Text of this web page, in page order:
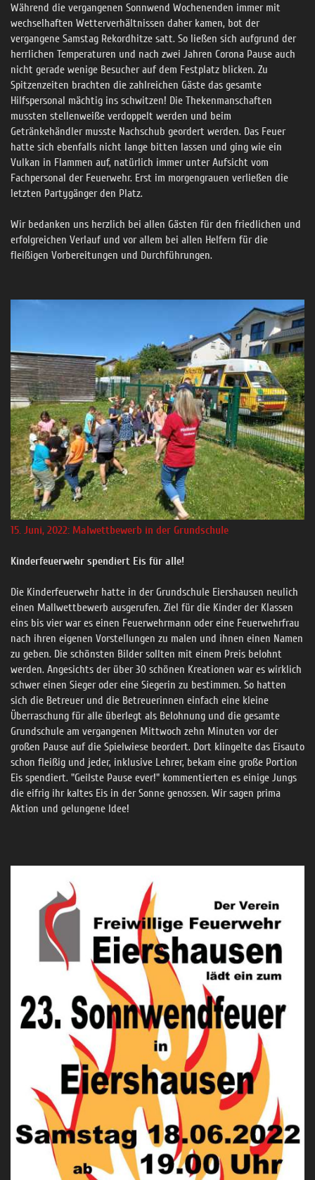
Während die vergangenen Sonnwend Wochenenden immer mit
wechselhaften Wetterverhältnissen daher kamen, bot der
vergangene Samstag Rekordhitze satt. So ließen sich aufgrund der
herrlichen Temperaturen und nach zwei Jahren Corona Pause auch
nicht gerade wenige Besucher auf dem Festplatz blicken. Zu
Spitzenzeiten brachten die zahlreichen Gäste das gesamte
Hilfspersonal mächtig ins schwitzen! Die Thekenmanschaften
mussten stellenweiße verdoppelt werden und beim
Getränkehändler musste Nachschub geordert werden. Das Feuer
hatte sich ebenfalls nicht lange bitten lassen und ging wie ein
Vulkan in Flammen auf, natürlich immer unter Aufsicht vom
Fachpersonal der Feuerwehr. Erst im morgengrauen verließen die
letzten Partygänger den Platz.
Wir bedanken uns herzlich bei allen Gästen für den friedlichen und
erfolgreichen Verlauf und vor allem bei allen Helfern für die
fleißigen Vorbereitungen und Durchführungen.
15. Juni, 2022: Malwettbewerb in der Grundschule
Kinderfeuerwehr spendiert Eis für alle!
Die Kinderfeuerwehr hatte in der Grundschule Eiershausen neulich
einen Mallwettbewerb ausgerufen. Ziel für die Kinder der Klassen
eins bis vier war es einen Feuerwehrmann oder eine Feuerwehrfrau
nach ihren eigenen Vorstellungen zu malen und ihnen einen Namen
zu geben. Die schönsten Bilder sollten mit einem Preis belohnt
werden. Angesichts der über 30 schönen Kreationen war es wirklich
schwer einen Sieger oder eine Siegerin zu bestimmen. So hatten
sich die Betreuer und die Betreuerinnen einfach eine kleine
Überraschung für alle überlegt als Belohnung und die gesamte
Grundschule am vergangenen Mittwoch zehn Minuten vor der
großen Pause auf die Spielwiese beordert. Dort klingelte das Eisauto
schon fleißig und jeder, inklusive Lehrer, bekam eine große Portion
Eis spendiert. "Geilste Pause ever!" kommentierten es einige Jungs
die eifrig ihr kaltes Eis in der Sonne genossen. Wir sagen prima
Aktion und gelungene Idee!